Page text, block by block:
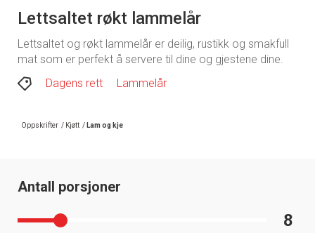
Lettsaltet røkt lammelår
Lettsaltet og røkt lammelår er deilig, rustikk og smakfull
mat som er perfekt å servere til dine og gjestene dine.
Dagens rett
Lammelår
Oppskrifter / Kjøtt / Lam og kje
Antall porsjoner
8